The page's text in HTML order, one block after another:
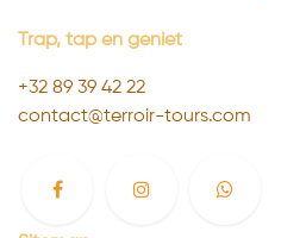
Trap, tap en geniet
+32 89 39 42 22
contact@terroir-tours.com